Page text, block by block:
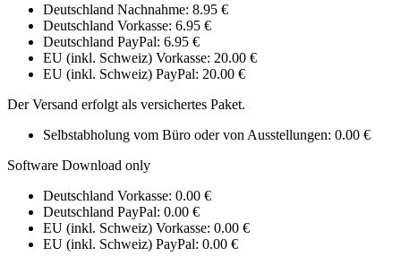
Deutschland Nachnahme: 8.95 €
Deutschland Vorkasse: 6.95 €
Deutschland PayPal: 6.95 €
EU (inkl. Schweiz) Vorkasse: 20.00 €
EU (inkl. Schweiz) PayPal: 20.00 €
Der Versand erfolgt als versichertes Paket.
Selbstabholung vom Büro oder von Ausstellungen: 0.00 €
Software Download only
Deutschland Vorkasse: 0.00 €
Deutschland PayPal: 0.00 €
EU (inkl. Schweiz) Vorkasse: 0.00 €
EU (inkl. Schweiz) PayPal: 0.00 €